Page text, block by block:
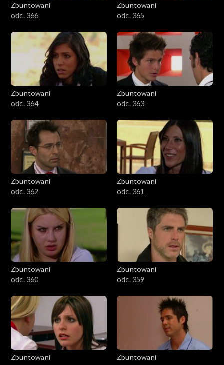
Zbuntowani
odc. 366
Zbuntowani
odc. 365
Zbuntowani
odc. 364
Zbuntowani
odc. 363
Zbuntowani
odc. 362
Zbuntowani
odc. 361
Zbuntowani
odc. 360
Zbuntowani
odc. 359
Zbuntowani
Zbuntowani